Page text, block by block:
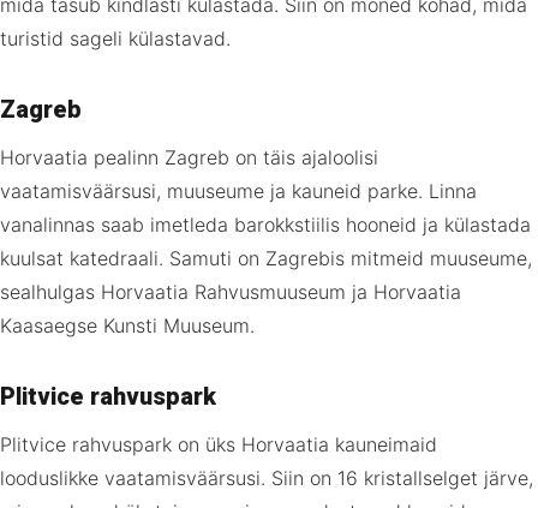
mida tasub kindlasti külastada. Siin on mõned kohad, mida
turistid sageli külastavad.
Zagreb
Horvaatia pealinn Zagreb on täis ajaloolisi
vaatamisväärsusi, muuseume ja kauneid parke. Linna
vanalinnas saab imetleda barokkstiilis hooneid ja külastada
kuulsat katedraali. Samuti on Zagrebis mitmeid muuseume,
sealhulgas Horvaatia Rahvusmuuseum ja Horvaatia
Kaasaegse Kunsti Muuseum.
Plitvice rahvuspark
Plitvice rahvuspark on üks Horvaatia kauneimaid
looduslikke vaatamisväärsusi. Siin on 16 kristallselget järve,